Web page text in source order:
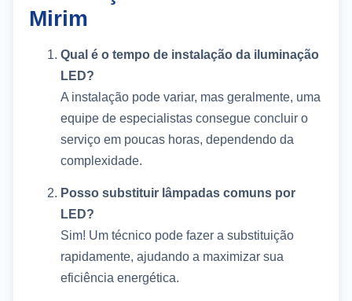
Mirim
Qual é o tempo de instalação da iluminação
LED?
A instalação pode variar, mas geralmente, uma
equipe de especialistas consegue concluir o
serviço em poucas horas, dependendo da
complexidade.
Posso substituir lâmpadas comuns por
LED?
Sim! Um técnico pode fazer a substituição
rapidamente, ajudando a maximizar sua
eficiência energética.